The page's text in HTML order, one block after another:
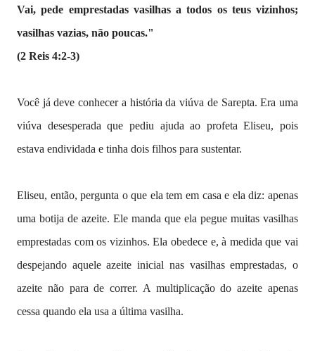
Vai, pede emprestadas vasilhas a todos os teus vizinhos;
vasilhas vazias, não poucas."
(2 Reis 4:2-3)
Você já deve conhecer a história da viúva de Sarepta. Era uma
viúva desesperada que pediu ajuda ao profeta Eliseu, pois
estava endividada e tinha dois filhos para sustentar.
Eliseu, então, pergunta o que ela tem em casa e ela diz: apenas
uma botija de azeite. Ele manda que ela pegue muitas vasilhas
emprestadas com os vizinhos. Ela obedece e, à medida que vai
despejando aquele azeite inicial nas vasilhas emprestadas, o
azeite não para de correr. A multiplicação do azeite apenas
cessa quando ela usa a última vasilha.